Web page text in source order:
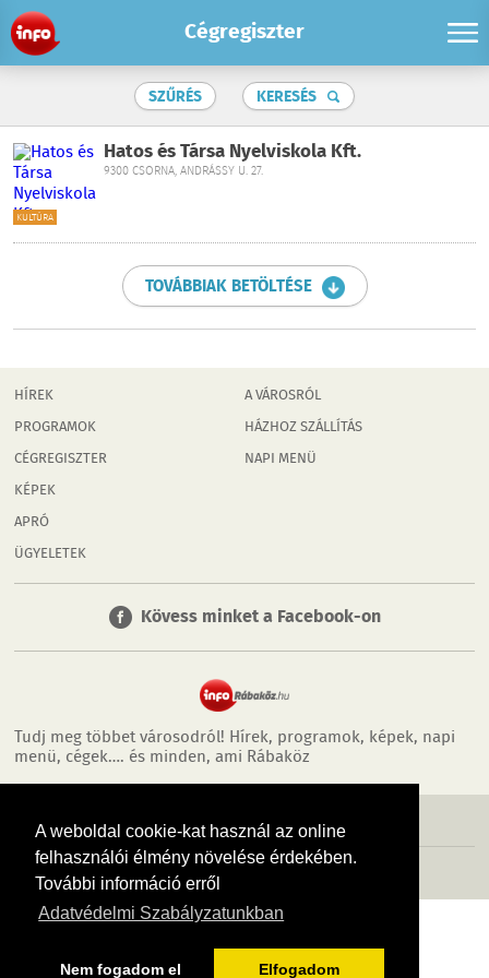
A weboldal cookie-kat használ az online
felhasználói élmény növelése érdekében.
További információ erről
Adatvédelmi Szabályzatunkban
Nem fogadom el Elfogadom
Cégregiszter
SZŰRÉS KERESÉS
KULTÚRA
Hatos és Társa Nyelviskola Kft.
9300 CSORNA, ANDRÁSSY U. 27.
TOVÁBBIAK BETÖLTÉSE
HÍREK
PROGRAMOK
CÉGREGISZTER
KÉPEK
APRÓ
ÜGYELETEK
A VÁROSRÓL
HÁZHOZ SZÁLLÍTÁS
NAPI MENÜ
Kövess minket a Facebook-on
Tudj meg többet városodról! Hírek, programok, képek, napi
menü, cégek…. és minden, ami Rábaköz
IMPRESSZUM
Copyright InfoVárosok. Minden jog fenntartva. | Web design & arculat by